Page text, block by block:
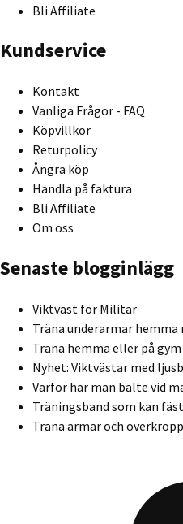
Bli Affiliate
Kundservice
Kontakt
Vanliga Frågor - FAQ
Köpvillkor
Returpolicy
Ångra köp
Handla på faktura
Bli Affiliate
Om oss
Senaste blogginlägg
Viktväst för Militär
Träna underarmar hemma
Träna hemma eller på gym
Nyhet: Viktvästar med
Varför har man bälte vid
Träningsband som kan
Träna armar och